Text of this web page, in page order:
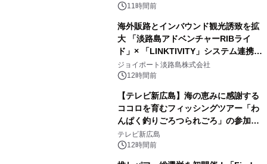
メニューが展開されます
11時間前
海外販路とインバウンド観光誘致を拡
大 「淡路島アドベンチャーRIBライ
ド」× 「LINKTIVITY」システム連携を
開始！
ジョイポート淡路島株式会社
12時間前
【テレビ新広島】海の恵みに感謝する
ココロを育むフィッシングツアー「わ
んぱく釣りごろつられごろ」の参加小
学生を募集
テレビ新広島
12時間前